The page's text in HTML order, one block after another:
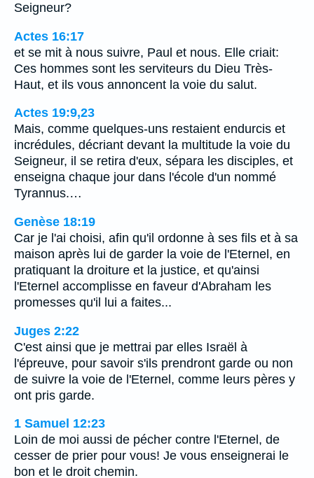
Seigneur?
Actes 16:17
et se mit à nous suivre, Paul et nous. Elle criait:
Ces hommes sont les serviteurs du Dieu Très-
Haut, et ils vous annoncent la voie du salut.
Actes 19:9,23
Mais, comme quelques-uns restaient endurcis et
incrédules, décriant devant la multitude la voie du
Seigneur, il se retira d'eux, sépara les disciples, et
enseigna chaque jour dans l'école d'un nommé
Tyrannus.…
Genèse 18:19
Car je l'ai choisi, afin qu'il ordonne à ses fils et à sa
maison après lui de garder la voie de l'Eternel, en
pratiquant la droiture et la justice, et qu'ainsi
l'Eternel accomplisse en faveur d'Abraham les
promesses qu'il lui a faites...
Juges 2:22
C'est ainsi que je mettrai par elles Israël à
l'épreuve, pour savoir s'ils prendront garde ou non
de suivre la voie de l'Eternel, comme leurs pères y
ont pris garde.
1 Samuel 12:23
Loin de moi aussi de pécher contre l'Eternel, de
cesser de prier pour vous! Je vous enseignerai le
bon et le droit chemin.